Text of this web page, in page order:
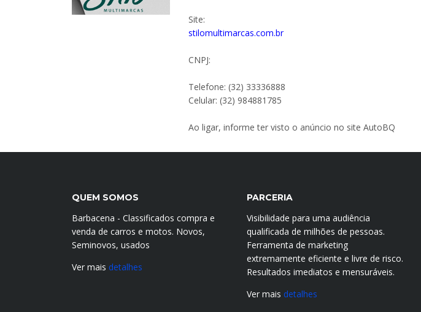
Site:
stilomultimarcas.com.br
CNPJ:
Telefone: (32) 33336888
Celular: (32) 984881785
Ao ligar, informe ter visto o anúncio no site AutoBQ
QUEM SOMOS
Barbacena - Classificados compra e
venda de carros e motos. Novos,
Seminovos, usados
Ver mais detalhes
PARCERIA
Visibilidade para uma audiência
qualificada de milhões de pessoas.
Ferramenta de marketing
extremamente eficiente e livre de risco.
Resultados imediatos e mensuráveis.
Ver mais detalhes